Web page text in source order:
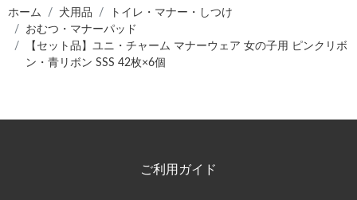
ホーム 犬用品
トイレ・マナー・しつけ
おむつ・マナーパッド
【セット品】ユニ・チャーム マナーウェア 女の子用 ピンクリボ
ン・青リボン SSS 42枚×6個
ご利用ガイド